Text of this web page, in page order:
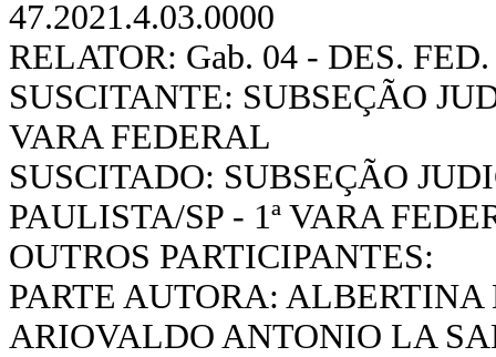
47.2021.4.03.0000
RELATOR: Gab. 04 - DES.
SUSCITANTE: SUBSEÇÃO
VARA FEDERAL
SUSCITADO: SUBSEÇÃO
PAULISTA/SP - 1ª VARA
OUTROS PARTICIPANTES:
PARTE AUTORA:
ARIOVALDO ANTONIO LA